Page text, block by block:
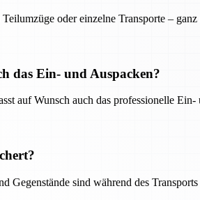
oder einzelne Transporte –
das Ein- und Auspacken?
auf Wunsch auch das professionelle
Gegenstände sind während des